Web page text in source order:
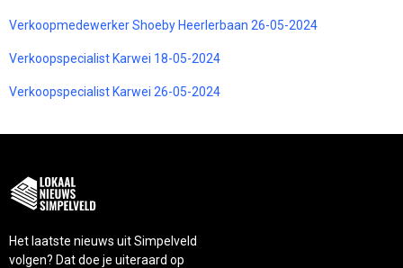
Verkoopmedewerker Shoeby Heerlerbaan 26-05-2024
Verkoopspecialist Karwei 18-05-2024
Verkoopspecialist Karwei 26-05-2024
Het laatste nieuws uit Simpelveld
volgen? Dat doe je uiteraard op